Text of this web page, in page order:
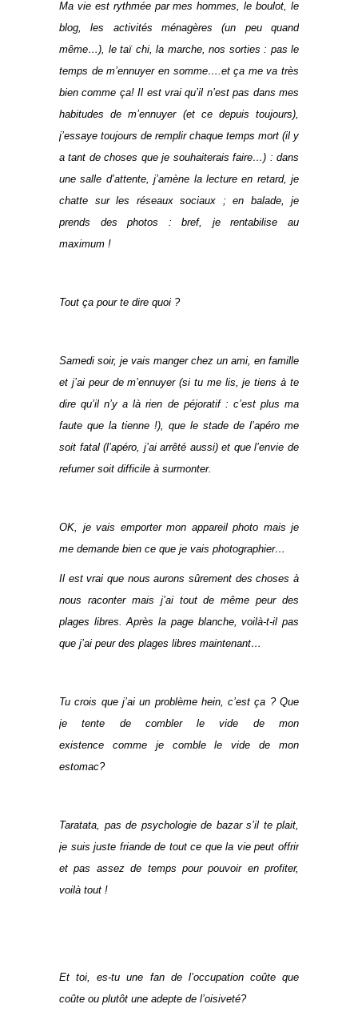
Ma vie est rythmée par mes hommes, le boulot, le
blog, les activités ménagères (un peu quand
même…), le taï chi, la marche, nos sorties : pas le
temps de m’ennuyer en somme….et ça me va très
bien comme ça! Il est vrai qu’il n’est pas dans mes
habitudes de m’ennuyer (et ce depuis toujours),
j’essaye toujours de remplir chaque temps mort (il y
a tant de choses que je souhaiterais faire…) : dans
une salle d’attente, j’amène la lecture en retard, je
chatte sur les réseaux sociaux ; en balade, je
prends des photos : bref, je rentabilise au
maximum !
Tout ça pour te dire quoi ?
Samedi soir, je vais manger chez un ami, en famille
et j’ai peur de m’ennuyer (si tu me lis, je tiens à te
dire qu’il n’y a là rien de péjoratif : c’est plus ma
faute que la tienne !), que le stade de l’apéro me
soit fatal (l’apéro, j’ai arrêté aussi) et que l’envie de
refumer soit difficile à surmonter.
OK, je vais emporter mon appareil photo mais je
me demande bien ce que je vais photographier…
Il est vrai que nous aurons sûrement des choses à
nous raconter mais j’ai tout de même peur des
plages libres. Après la page blanche, voilà-t-il pas
que j’ai peur des plages libres maintenant…
Tu crois que j’ai un problème hein, c’est ça ? Que
je tente de combler le vide de mon
existence comme je comble le vide de mon
estomac?
Taratata, pas de psychologie de bazar s’il te plait,
je suis juste friande de tout ce que la vie peut offrir
et pas assez de temps pour pouvoir en profiter,
voilà tout !
Et toi, es-tu une fan de l’occupation coûte que
coûte ou plutôt une adepte de l’oisiveté?